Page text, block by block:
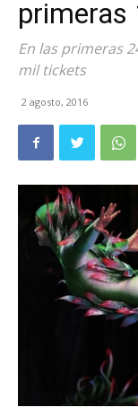
primeras
En las primeras
mil tickets
2 agosto, 2016